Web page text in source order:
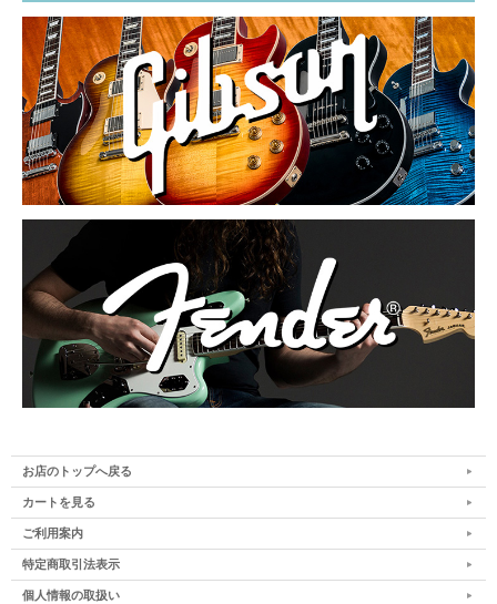
お店のトップへ戻る
カートを見る
ご利用案内
特定商取引法表示
個人情報の取扱い